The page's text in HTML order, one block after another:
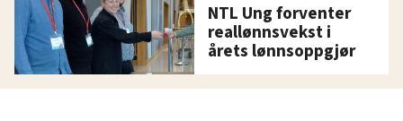
NTL Ung forventer
reallønnsvekst i
årets lønnsoppgjør